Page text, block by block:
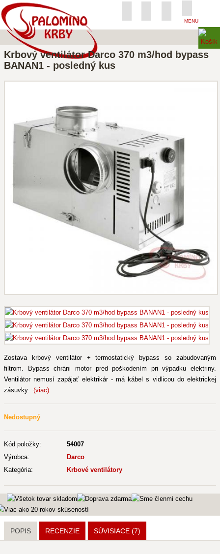
MENU
Krbový ventilátor Darco 370 m3/hod bypass
BANAN1 - posledný kus
Zostava krbový ventilátor + termostatický bypass so zabudovaným
filtrom. Bypass chráni motor pred poškodením pri výpadku elektriny.
Ventilátor nemusí zapájať elektrikár - má kábel s vidlicou do elektrickej
zásuvky. (viac)
Nedostupný
Kód položky:
54007
Výrobca:
Darco
Kategória:
Krbové ventilátory
POPIS RECENZIE SÚVISIACE (7)